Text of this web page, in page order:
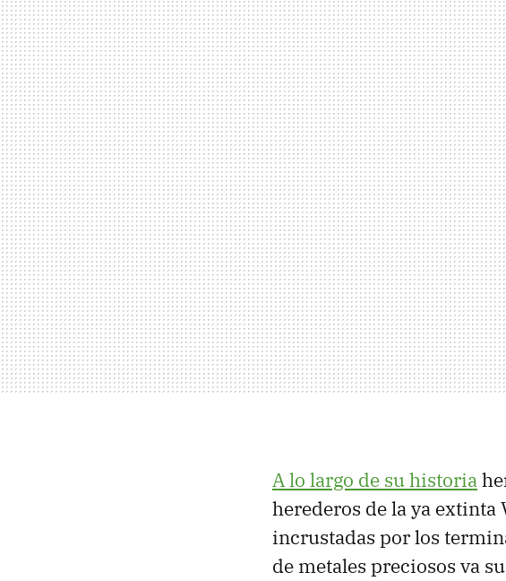
A lo largo de su historia
herederos de la ya
incrustadas por los
de metales preciosos va